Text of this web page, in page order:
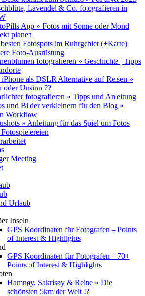
Lavendel & Co. fotografieren in
App » Fotos mit Sonne oder Mond
planen
Fotospots im Ruhrgebiet (+Karte)
Foto-Ausrüstung
fotografieren » Geschichte | Tipps
iPhone als DSLR Alternative auf Reisen »
oder Unsinn ??
fotografieren » Tipps und Anleitung
und Bilder verkleinern für den Blog »
Workflow
» Anleitung für das Spiel um Fotos
Meeting
Urlaub
Inseln
GPS Koordinaten für Fotografen – Points
of Interest & Highlights
GPS Koordinaten für Fotografen – 70+
Points of Interest & Highlights
Hamnøy, Sakrisøy & Reine » Die
schönsten 5km der Welt !?